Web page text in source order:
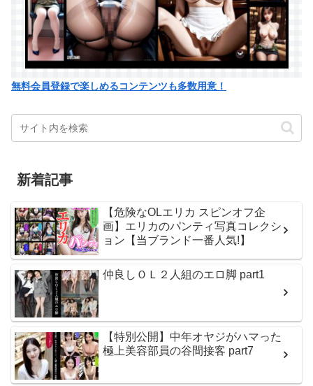
無料会員登録で楽しめるコンテンツも多数用意！
新着記事
【危険なOLエリカ スピンオフ企
画】エリカのパンティ写真コレクシ
ョン【当ブランド一番人気!】
仲良しＯＬ２人組のエロ脚 part1
【特別公開】中年オヤジがハマった
極上美容部員の谷間接客 part7